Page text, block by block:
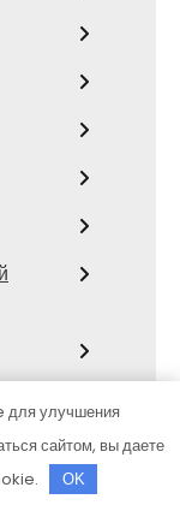
для улучшения
сайтом, вы даете
OK